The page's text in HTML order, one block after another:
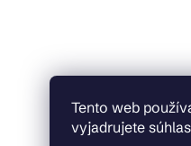
Tento web
vyjadrujete